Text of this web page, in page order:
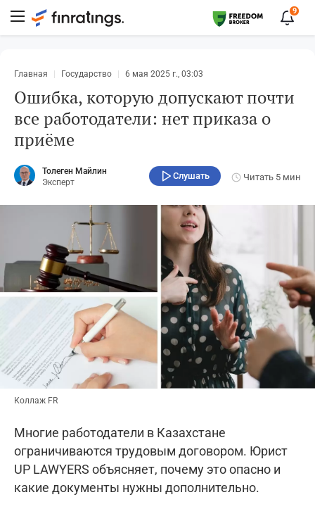
9
Главная Государство 6 мая 2025 г., 03:03
Ошибка, которую допускают почти
все работодатели: нет приказа о
приёме
Толеген Майлин
Эксперт
Слушать Читать 5 мин
Коллаж FR
Многие работодатели в Казахстане
ограничиваются трудовым договором. Юрист
UP LAWYERS объясняет, почему это опасно и
какие документы нужны дополнительно.